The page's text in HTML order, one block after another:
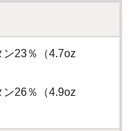
23％（4.7oz
26％（4.9oz